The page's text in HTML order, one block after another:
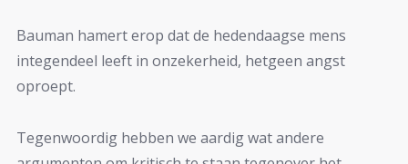
Bauman hamert erop dat de hedendaagse mens
integendeel leeft in onzekerheid, hetgeen angst
oproept.
Tegenwoordig hebben we aardig wat andere